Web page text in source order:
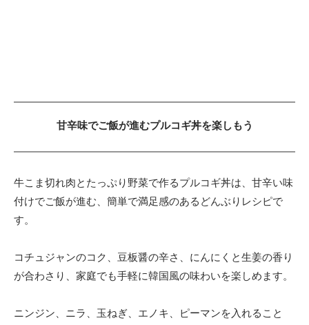
甘辛味でご飯が進むプルコギ丼を楽しもう
牛こま切れ肉とたっぷり野菜で作るプルコギ丼は、甘辛い味
付けでご飯が進む、簡単で満足感のあるどんぶりレシピで
す。
コチュジャンのコク、豆板醤の辛さ、にんにくと生姜の香り
が合わさり、家庭でも手軽に韓国風の味わいを楽しめます。
ニンジン、ニラ、玉ねぎ、エノキ、ピーマンを入れること